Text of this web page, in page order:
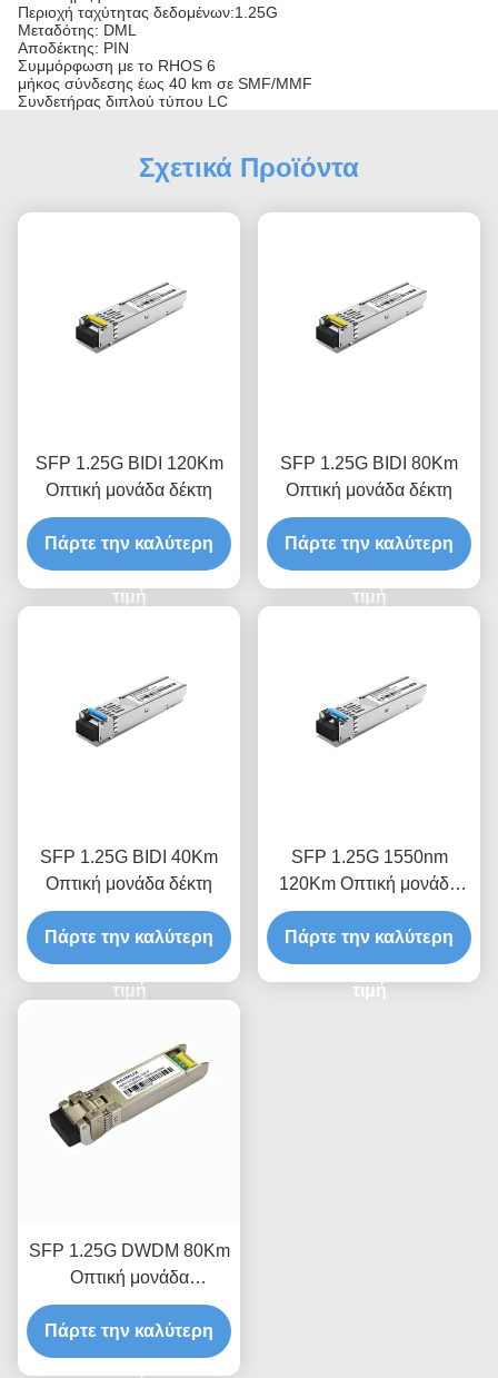
Περιοχή ταχύτητας δεδομένων:1.25G
Μεταδότης: DML
Αποδέκτης: PIN
Συμμόρφωση με το RHOS 6
μήκος σύνδεσης έως 40 km σε SMF/MMF
Συνδετήρας διπλού τύπου LC
Σχετικά Προϊόντα
SFP 1.25G BIDI 120Km
Οπτική μονάδα δέκτη
Πάρτε την καλύτερη
τιμή
SFP 1.25G BIDI 80Km
Οπτική μονάδα δέκτη
Πάρτε την καλύτερη
τιμή
SFP 1.25G BIDI 40Km
Οπτική μονάδα δέκτη
Πάρτε την καλύτερη
τιμή
SFP 1.25G 1550nm
120Km Οπτική μονάδα
δέκτη
Πάρτε την καλύτερη
τιμή
SFP 1.25G DWDM 80Km
Οπτική μονάδα
πομποδέκτη
Πάρτε την καλύτερη